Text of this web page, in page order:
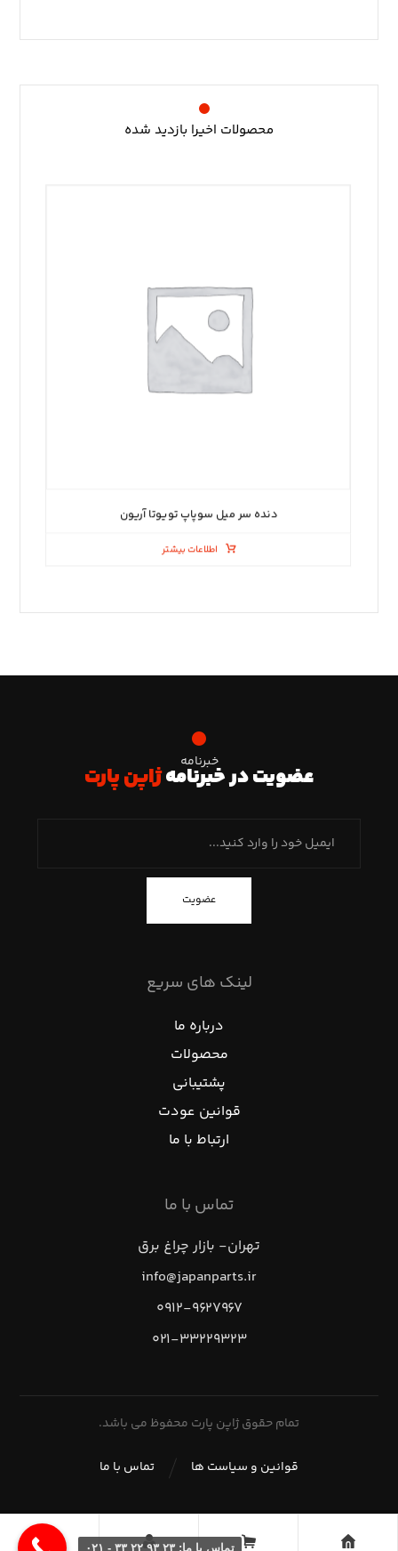
محصولات اخیرا بازدید شده
دنده سر میل سوپاپ تویوتا آریون
اطلاعات بیشتر
خبرنامه
عضویت در خبرنامهژاپن پارت
عضویت
لینک های سریع
درباره ما
محصولات
پشتیبانی
قوانین عودت
ارتباط با ما
تماس با ما
تهران- بازار چراغ برق
info@japanparts.ir
۰۹۱۲-۹۶۲۷۹۶۷
۰۲۱-۳۳۲۲۹۳۲۳
تمام حقوق ژاپن پارت محفوظ می باشد.
تماس با ما قوانین و سیاست ها
تماس با ما: ۲۳ ۹۳ ۲۲ ۳۳ - ۰۲۱